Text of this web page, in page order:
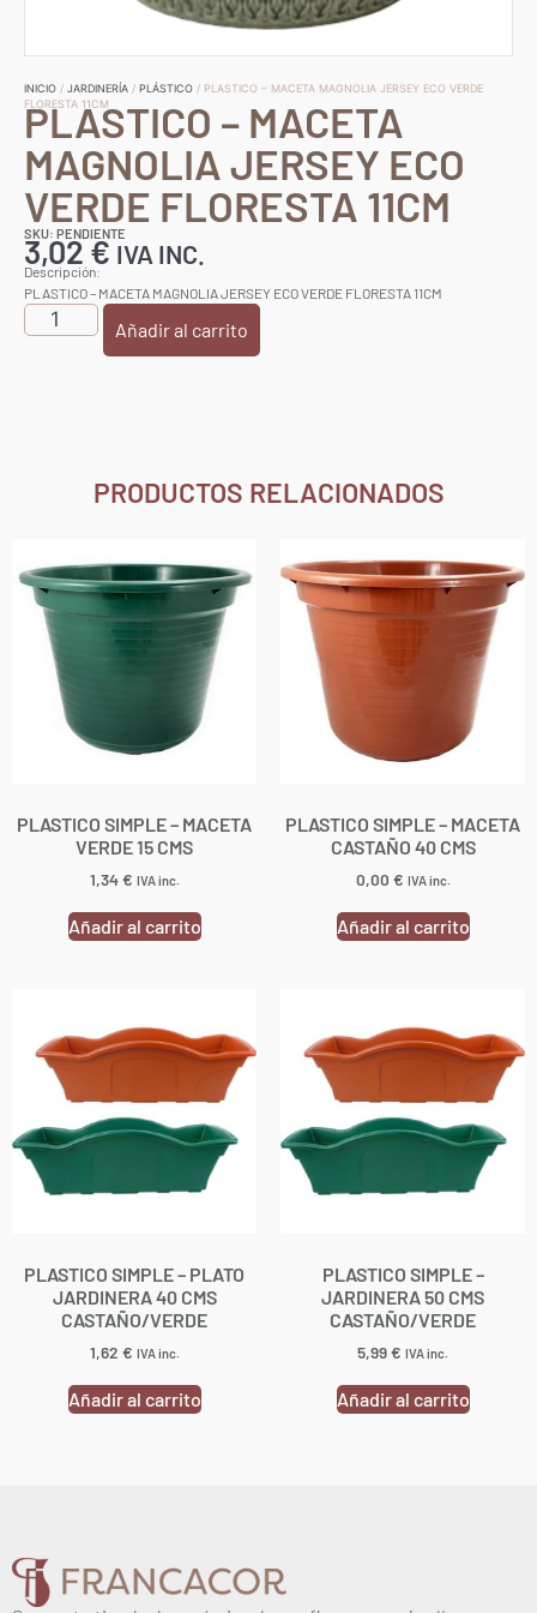
INICIO / JARDINERÍA / PLÁSTICO / PLASTICO – MACETA MAGNOLIA JERSEY ECO VERDE
FLORESTA 11CM
PLASTICO – MACETA
MAGNOLIA JERSEY ECO
VERDE FLORESTA 11CM
SKU: PENDIENTE
3,02€ IVA INC.
Descripción:
PLASTICO – MACETA MAGNOLIA JERSEY ECO VERDE FLORESTA 11CM
Añadir al carrito
PRODUCTOS RELACIONADOS
PLASTICO SIMPLE – MACETA
VERDE 15 CMS
1,34€ IVA inc.
Añadir al carrito
PLASTICO SIMPLE – MACETA
CASTAÑO 40 CMS
0,00 € IVA inc.
Añadir al carrito
PLASTICO SIMPLE – PLATO
JARDINERA 40 CMS
CASTAÑO/VERDE
1,62 € IVA inc.
Añadir al carrito
PLASTICO SIMPLE –
JARDINERA 50 CMS
CASTAÑO/VERDE
5,99€ IVA inc.
Añadir al carrito